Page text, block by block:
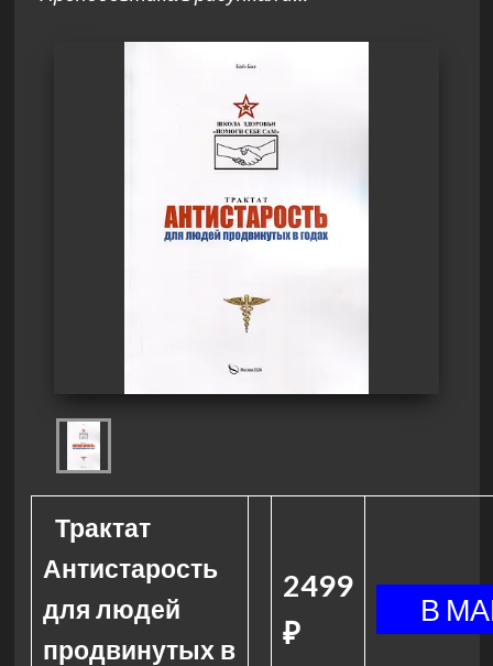
Трактат
Антистарость
для людей
продвинутых в
2499
₽